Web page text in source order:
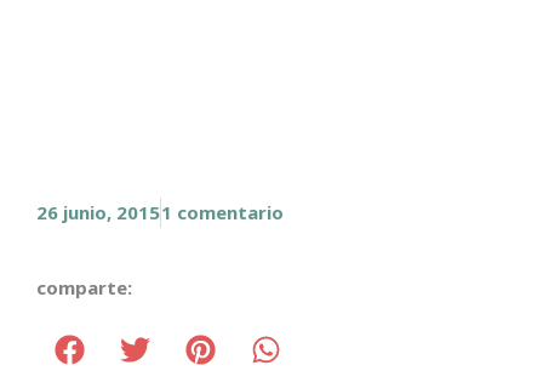
26 junio, 20151 comentario
comparte: